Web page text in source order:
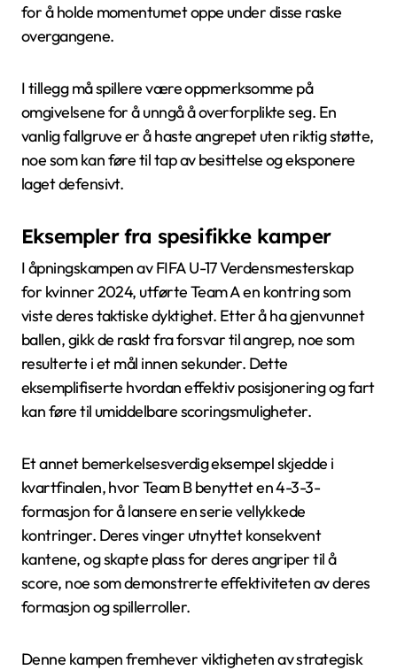
for å holde momentumet oppe under disse raske
overgangene.
I tillegg må spillere være oppmerksomme på
omgivelsene for å unngå å overforplikte seg. En
vanlig fallgruve er å haste angrepet uten riktig støtte,
noe som kan føre til tap av besittelse og eksponere
laget defensivt.
Eksempler fra spesifikke kamper
I åpningskampen av FIFA U-17 Verdensmesterskap
for kvinner 2024, utførte Team A en kontring som
viste deres taktiske dyktighet. Etter å ha gjenvunnet
ballen, gikk de raskt fra forsvar til angrep, noe som
resulterte i et mål innen sekunder. Dette
eksemplifiserte hvordan effektiv posisjonering og fart
kan føre til umiddelbare scoringsmuligheter.
Et annet bemerkelsesverdig eksempel skjedde i
kvartfinalen, hvor Team B benyttet en 4-3-3-
formasjon for å lansere en serie vellykkede
kontringer. Deres vinger utnyttet konsekvent
kantene, og skapte plass for deres angriper til å
score, noe som demonstrerte effektiviteten av deres
formasjon og spillerroller.
Denne kampen fremhever viktigheten av strategisk